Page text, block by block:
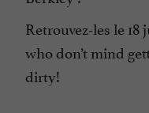
Retrouvez-les le
who don’t mind
dirty!